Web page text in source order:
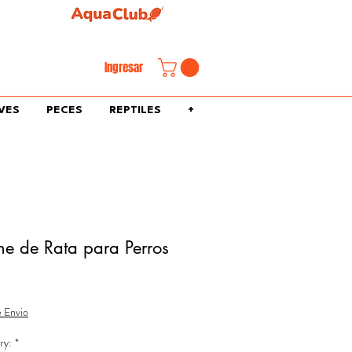
Ingresar
PECES REPTILES +
de Rata para Perros
Envio
*